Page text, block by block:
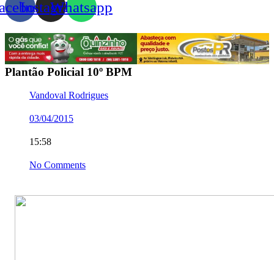
InstagramWhatsapp
Plantão Policial 10º BPM
Vandoval Rodrigues
03/04/2015
15:58
No Comments